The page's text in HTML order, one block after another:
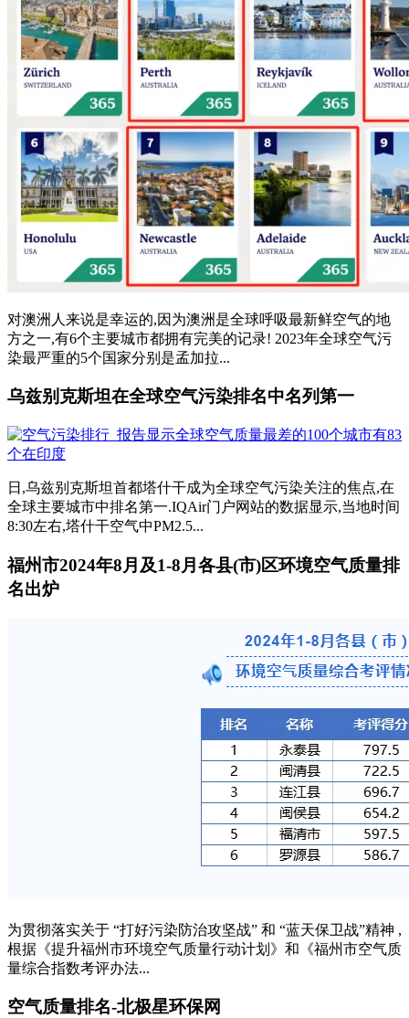
对澳洲人来说是幸运的,因为澳洲是全球呼吸最新鲜空气的地
方之一,有6个主要城市都拥有完美的记录! 2023年全球空气污
染最严重的5个国家分别是孟加拉...
乌兹别克斯坦在全球空气污染排名中名列第一
日,乌兹别克斯坦首都塔什干成为全球空气污染关注的焦点,在
全球主要城市中排名第一.IQAir门户网站的数据显示,当地时间
8:30左右,塔什干空气中PM2.5...
福州市2024年8月及1-8月各县(市)区环境空气质量排
名出炉
为贯彻落实关于 “打好污染防治攻坚战” 和 “蓝天保卫战”精神 ,
根据《提升福州市环境空气质量行动计划》和《福州市空气质
量综合指数考评办法...
空气质量排名-北极星环保网